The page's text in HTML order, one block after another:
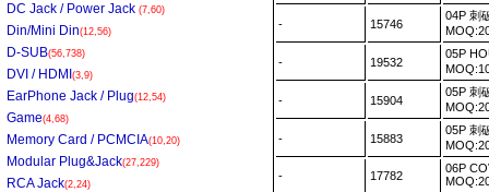
DC Jack / Power Jack (7,60)
Din/Mini Din(12,56)
D-SUB(56,738)
DVI / HDMI (3,9)
EarPhone Jack / Plug(12,54)
Game(4,68)
Memory Card / PCMCIA(10,20)
Modular Plug&Jack(27,229)
RCA Jack(2,24)
- 15746
04P 刺
- 19532
05P
- 15904
05P 刺
- 15883
05P 刺
- 17782
06P